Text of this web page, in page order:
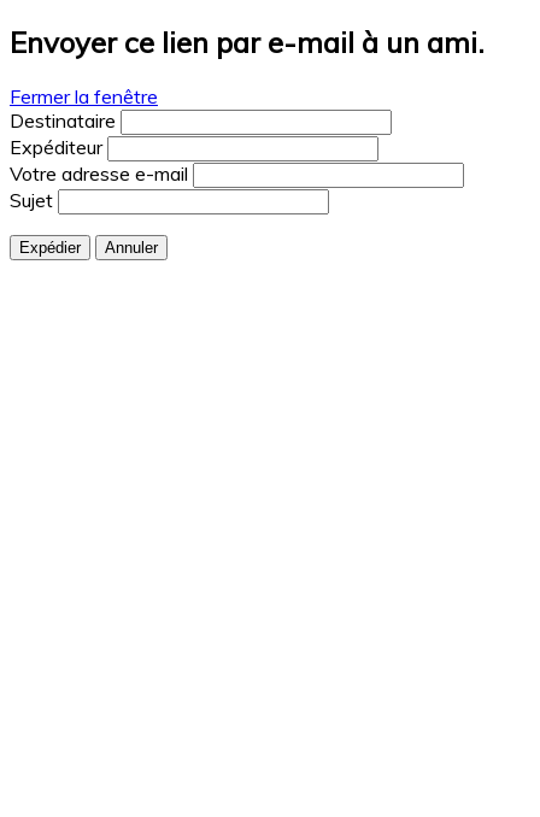
Envoyer ce lien par e-mail à un ami.
Fermer la fenêtre
Destinataire
Expéditeur
Votre adresse e-mail
Sujet
Expédier Annuler